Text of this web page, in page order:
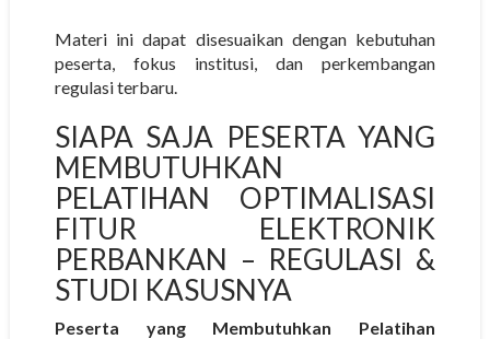
Materi ini dapat disesuaikan dengan kebutuhan
peserta, fokus institusi, dan perkembangan
regulasi terbaru.
SIAPA SAJA PESERTA YANG
MEMBUTUHKAN
PELATIHAN OPTIMALISASI
FITUR ELEKTRONIK
PERBANKAN – REGULASI &
STUDI KASUSNYA
Peserta yang Membutuhkan Pelatihan